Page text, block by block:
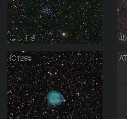
ほしすき
IC1295